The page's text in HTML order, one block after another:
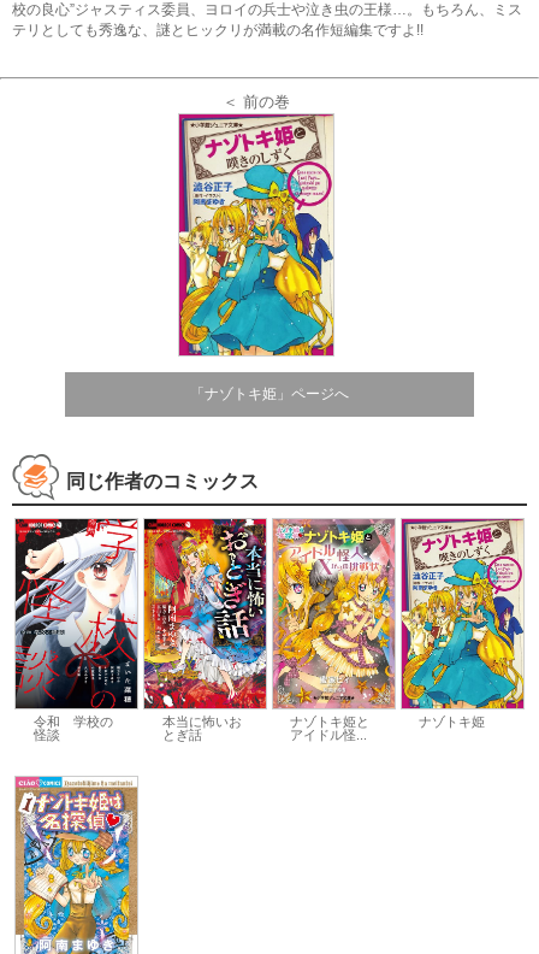
校の良心”ジャスティス委員、ヨロイの兵士や泣き虫の王様…。もちろん、ミス
テリとしても秀逸な、謎とヒックリが満載の名作短編集ですよ!!
＜ 前の巻
「ナゾトキ姫」ページへ
同じ作者のコミックス
令和 学校の
怪談
本当に怖いお
とぎ話
ナゾトキ姫と
アイドル怪...
ナゾトキ姫